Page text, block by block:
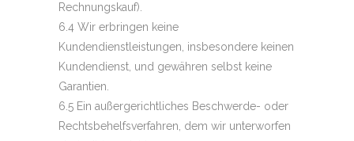
Rechnungskauf).
6.4 Wir erbringen keine
Kundendienstleistungen, insbesondere keinen
Kundendienst, und gewähren selbst keine
Garantien.
6.5 Ein außergerichtliches Beschwerde- oder
Rechtsbehelfsverfahren, dem wir unterworfen